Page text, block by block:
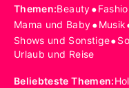
Themen:Beauty•
Mama und Baby•Musik
Shows und Sonstige•
Urlaub und Reise
Beliebteste Themen: